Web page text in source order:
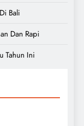
Bali
Dan Rapi
Tahun Ini